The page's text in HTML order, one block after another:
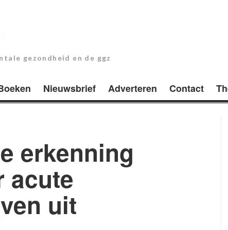
gezondheid en de ggz
Nieuwsbrief Adverteren Contact
erkenning
acute
uit